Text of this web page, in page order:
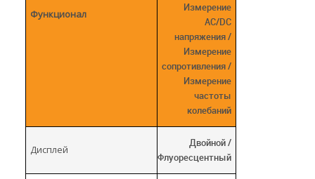
Функционал
Измерение
AC/DC
напряжения /
Измерение
сопротивления /
Измерение
частоты
колебаний
Дисплей
Двойной /
Флуоресцентный